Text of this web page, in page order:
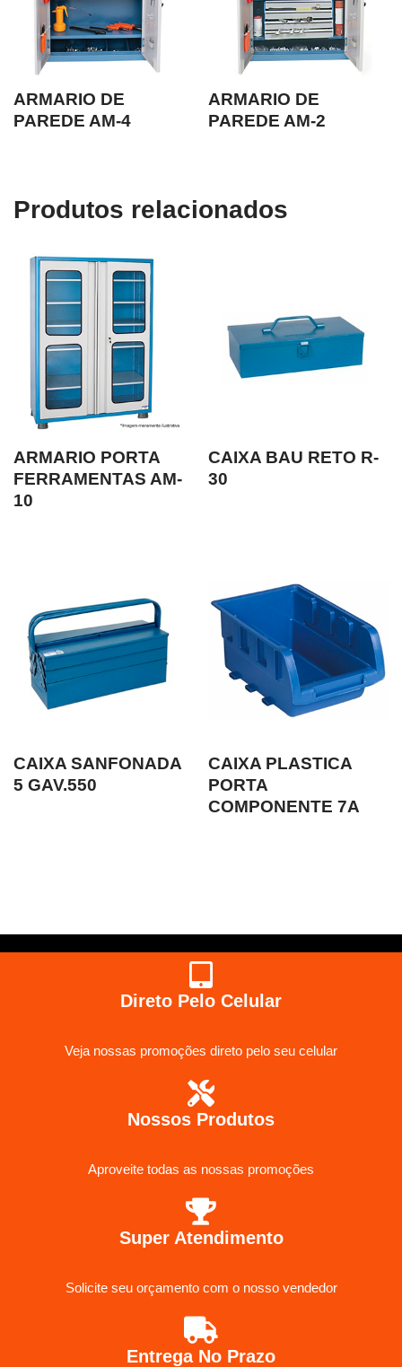
ARMARIO DE
PAREDE AM-4
ARMARIO DE
PAREDE AM-2
Produtos relacionados
ARMARIO PORTA
FERRAMENTAS AM-
10
CAIXA BAU RETO R-
30
CAIXA SANFONADA
5 GAV.550
CAIXA PLASTICA
PORTA
COMPONENTE 7A
Direto Pelo Celular
Veja nossas promoções direto pelo seu celular
Nossos Produtos
Aproveite todas as nossas promoções
Super Atendimento
Solicite seu orçamento com o nosso vendedor
Entrega No Prazo